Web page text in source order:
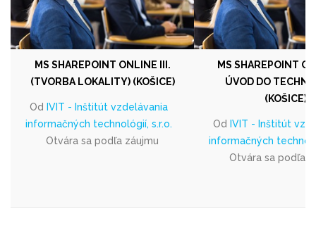
MS SHAREPOINT ONLINE III.
(TVORBA LOKALITY) (KOŠICE)
Od IVIT - Inštitút vzdelávania
informačných technológií, s.r.o.
Otvára sa podľa záujmu
MS SHAREPOINT
ÚVOD DO
(KOŠICE)
Od IVIT - Inštitút
informačných
Otvára sa podľa